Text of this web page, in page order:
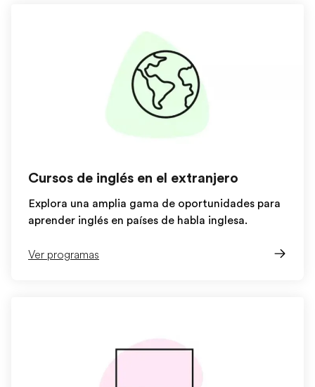
Cursos de inglés en el extranjero
Explora una amplia gama de oportunidades para
aprender inglés en países de habla inglesa.
Ver programas